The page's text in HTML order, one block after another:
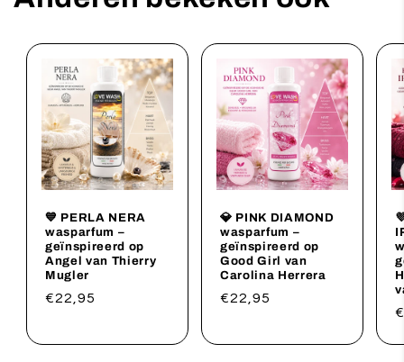
💙 PERLA NERA
wasparfum –
geïnspireerd op
Angel van Thierry
Mugler
Prix
€22,95
💎 PINK DIAMOND
wasparfum –
geïnspireerd op
Good Girl van
Carolina Herrera
Prix
€22,95